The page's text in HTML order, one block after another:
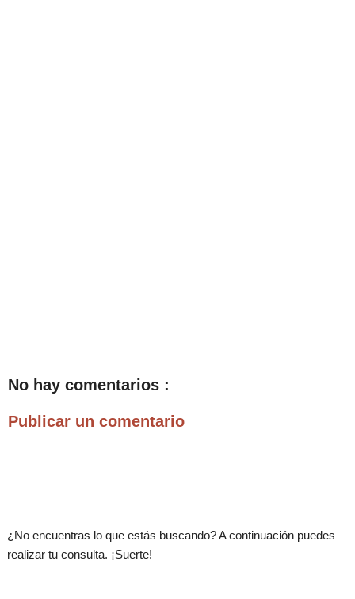
No hay comentarios :
Publicar un comentario
¿No encuentras lo que estás buscando? A continuación puedes
realizar tu consulta. ¡Suerte!